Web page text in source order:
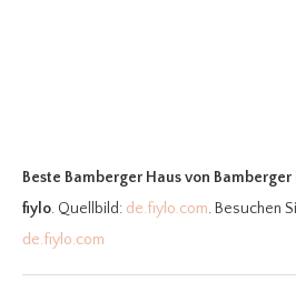
Beste Bamberger Hausvon
fiylo. Quellbild: de.fiylo.com. Besuchen
de.fiylo.com